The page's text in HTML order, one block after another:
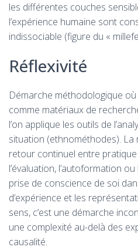
les différentes couches
l’expérience humaine sont
indissociable (figure du «
Réflexivité
Démarche méthodologique où
comme matériaux de
l’on applique les outils de
situation (ethnométhodes). La
retour continuel entre
l’évaluation, l’autoformation
prise de conscience de soi
d’expérience et les
sens, c’est une démarche
une complexité au-delà des
causalité.